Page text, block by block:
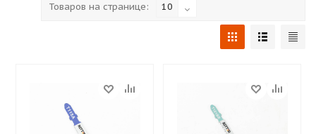
Товаров на странице:
10